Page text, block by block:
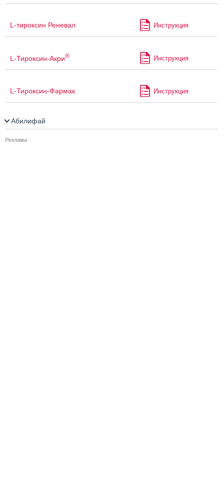
L-тироксин Реневал Инструкция
L-Тироксин-Акри® Инструкция
L-Тироксин-Фармак Инструкция
Абилифай
Реклама